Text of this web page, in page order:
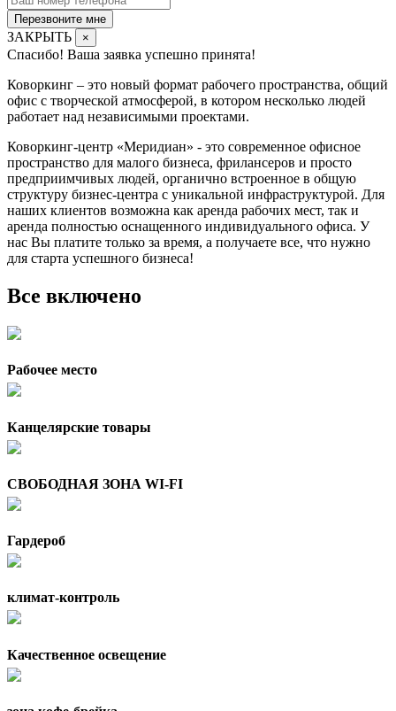
Перезвоните мне
ЗАКРЫТЬ ×
Спасибо! Ваша заявка успешно принята!
Коворкинг – это новый формат рабочего пространства, общий
офис с творческой атмосферой, в котором несколько людей
работает над независимыми проектами.
Коворкинг-центр «Меридиан» - это современное офисное
пространство для малого бизнеса, фрилансеров и просто
предприимчивых людей, органично встроенное в общую
структуру бизнес-центра с уникальной инфраструктурой. Для
наших клиентов возможна как аренда рабочих мест, так и
аренда полностью оснащенного индивидуального офиса. У
нас Вы платите только за время, а получаете все, что нужно
для старта успешного бизнеса!
Все включено
Рабочее место
Канцелярские товары
СВОБОДНАЯ ЗОНА WI-FI
Гардероб
климат-контроль
Качественное освещение